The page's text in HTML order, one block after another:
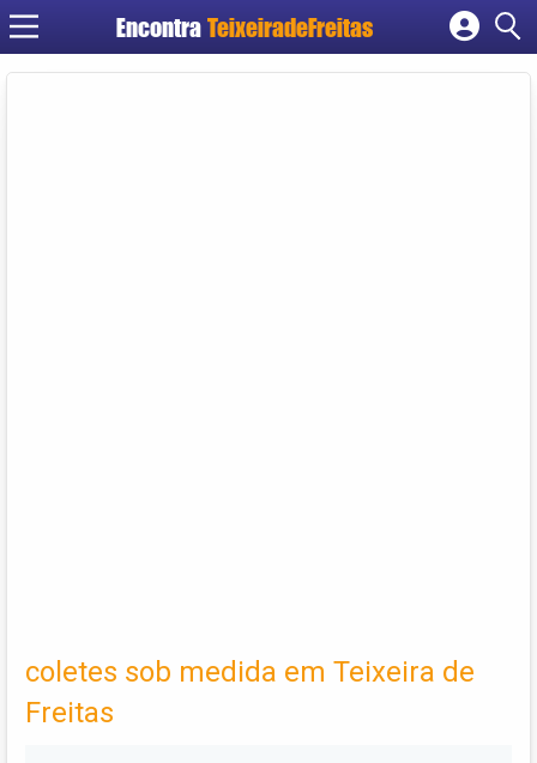
Encontra TeixeiradeFreitas
Cadastrar empresa
coletes sob medida em Teixeira de
Freitas